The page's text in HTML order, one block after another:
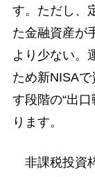
す。ただし、
た金融資産が
より少ない。
ため新NISA
す段階の“出
ります。
非課税投資